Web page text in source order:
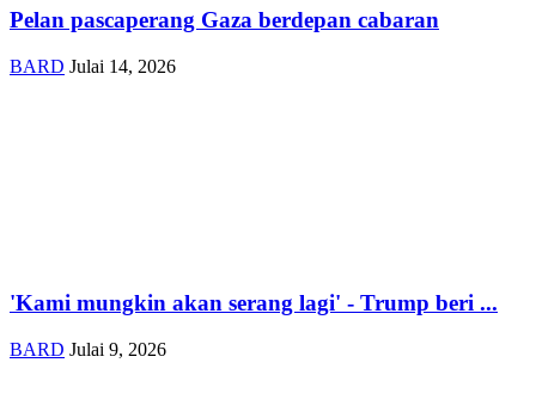
Pelan pascaperang Gaza berdepan cabaran
BARD Julai 14, 2026
'Kami mungkin akan serang lagi' - Trump beri ...
BARD Julai 9, 2026